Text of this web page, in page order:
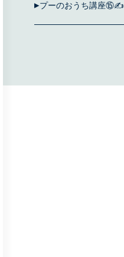
プーのおうち講座⑮✍